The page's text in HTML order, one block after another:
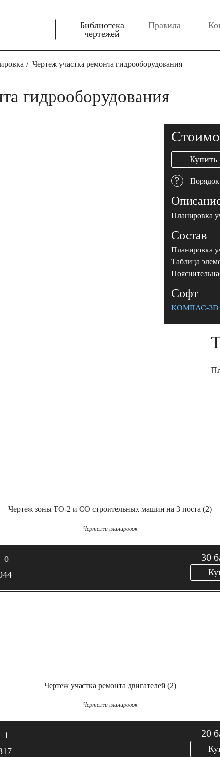
Библиотека
чертежей
Правила
Чертеж участка ремонта гидрооборудования
гидрооборудования
Купить
?
Планировка
Состав
Планировка
Таблица
Софт
КОМПАС-3D
Чертеж зоны ТО-2 и СО строительных машин на 3 поста (2)
Чертежи планировок
0
30
Чертеж участка ремонта двигателей (2)
Чертежи планировок
1
20